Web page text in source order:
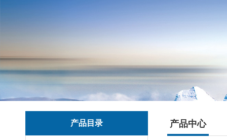
产品目录 产品中心